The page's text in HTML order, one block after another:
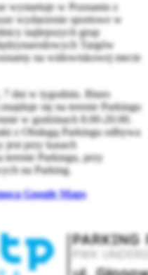
wystartuje w Poznaniu z
wydarzenie sportowe w
najlepszych grup
Targów
na widowiskowej mecie
7 dni w tygodniu. Biuro
się na terenie Parkingu
w godzinach 8.00-20.00.
z Obsługą Parkingu odbywa
jest przy kasach
terenie Parkingu, przy
na Parking.
Google Maps